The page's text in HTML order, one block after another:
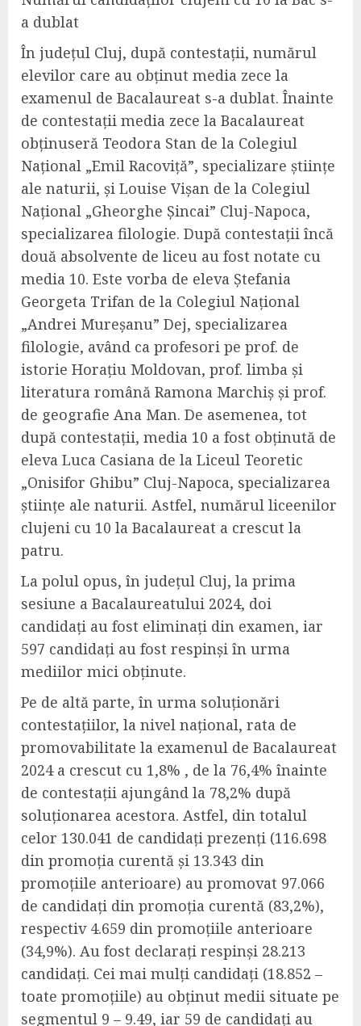
a dublat
În județul Cluj, după contestații, numărul
elevilor care au obținut media zece la
examenul de Bacalaureat s-a dublat. Înainte
de contestații media zece la Bacalaureat
obținuseră Teodora Stan de la Colegiul
Național „Emil Racoviță”, specializare științe
ale naturii, și Louise Vișan de la Colegiul
Național „Gheorghe Șincai” Cluj-Napoca,
specializarea filologie. După contestații încă
două absolvente de liceu au fost notate cu
media 10. Este vorba de eleva Ștefania
Georgeta Trifan de la Colegiul Național
„Andrei Mureșanu” Dej, specializarea
filologie, având ca profesori pe prof. de
istorie Horațiu Moldovan, prof. limba și
literatura română Ramona Marchiș și prof.
de geografie Ana Man. De asemenea, tot
după contestații, media 10 a fost obținută de
eleva Luca Casiana de la Liceul Teoretic
„Onisifor Ghibu” Cluj-Napoca, specializarea
științe ale naturii. Astfel, numărul liceenilor
clujeni cu 10 la Bacalaureat a crescut la
patru.
La polul opus, în județul Cluj, la prima
sesiune a Bacalaureatului 2024, doi
candidați au fost eliminați din examen, iar
597 candidați au fost respinși în urma
mediilor mici obținute.
Pe de altă parte, în urma soluționări
contestațiilor, la nivel național, rata de
promovabilitate la examenul de Bacalaureat
2024 a crescut cu 1,8% , de la 76,4% înainte
de contestații ajungând la 78,2% după
soluționarea acestora. Astfel, din totalul
celor 130.041 de candidați prezenți (116.698
din promoția curentă și 13.343 din
promoțiile anterioare) au promovat 97.066
de candidați din promoția curentă (83,2%),
respectiv 4.659 din promoțiile anterioare
(34,9%). Au fost declarați respinși 28.213
candidați. Cei mai mulți candidați (18.852 –
toate promoțiile) au obținut medii situate pe
segmentul 9 – 9.49, iar 59 de candidați au